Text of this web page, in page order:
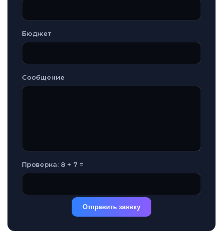
Бюджет
Сообщение
Проверка: 8 + 7 =
Отправить заявку